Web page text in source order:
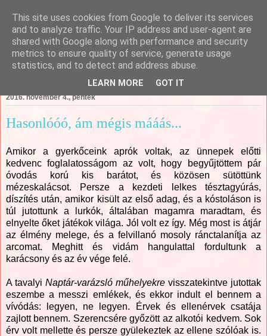
Csajági Ildikó - ÖrömKépek
2016. november 4., péntek
Hasonlóóó, ám mégis mááás...
Amikor a gyerkőceink aprók voltak, az ünnepek előtti
kedvenc foglalatosságom az volt, hogy begyűjtöttem pár
óvodás korú kis barátot, és közösen sütöttünk
mézeskalácsot. Persze a kezdeti lelkes tésztagyúrás,
díszítés után, amikor kisült az első adag, és a kóstoláson is
túl jutottunk a lurkók, általában magamra maradtam, és
elnyelte őket játékok világa. Jól volt ez így. Még most is átjár
az élmény melege, és a felvillanó mosoly ránctalanítja az
arcomat. Meghitt és vidám hangulattal fordultunk a
karácsony és az év vége felé.
A tavalyi Naptár-varázsló műhelyekre visszatekintve jutottak
eszembe a messzi emlékek, és ekkor indult el bennem a
vívódás: legyen, ne legyen. Érvek és ellenérvek csatája
zajlott bennem. Szerencsére győzött az alkotói kedvem. Sok
érv volt mellette és persze gyülekeztek az ellene szólóak is.
This site uses cookies from Google to deliver its services
and to analyze traffic. Your IP address and user-agent are
shared with Google along with performance and security
metrics to ensure quality of service, generate usage
statistics, and to detect and address abuse.
LEARN MORE GOT IT